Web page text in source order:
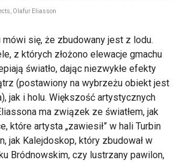
Olafur Eliasson
mówi się, że zbudowany jest z lodu.
z których złożono elewacje gmachu
światło, dając niezwykłe efekty
(postawiony na wybrzeżu obiekt jest
jak i holu. Większość artystycznych
ma związek ze światłem, jak
które artysta „zawiesił” w hali Turbin
jak Kalejdoskop, który zbudował w
Bródnowskim, czy lustrzany pawilon,